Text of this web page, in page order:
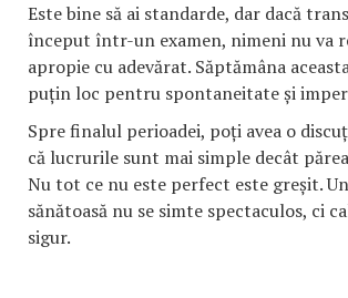
Este bine să ai standarde, dar dacă
început într-un examen, nimeni nu va
apropie cu adevărat. Săptămâna
puțin loc pentru spontaneitate și
Spre finalul perioadei, poți avea o
că lucrurile sunt mai simple decât
Nu tot ce nu este perfect este greșit.
sănătoasă nu se simte spectaculos, ci
sigur.